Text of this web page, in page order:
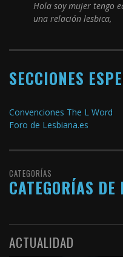
Hola soy mujer tengo
una relación lesbica,
SECCIONES
Convenciones The L Word
Foro de Lesbiana.es
CATEGORÍAS
CATEGORÍAS
ACTUALIDAD